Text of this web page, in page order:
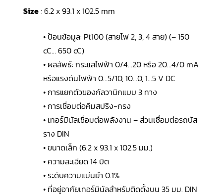
Size: 6.2 x 93.1 x 102.5 mm
• ป้อนข้อมูล: Pt100 (สายไฟ 2, 3, 4 สาย) (– 150
cC… 650 cC)
• ผลลัพธ์: กระแสไฟฟ้า 0/4…20 หรือ 20…4/0 mA
หรือแรงดันไฟฟ้า 0…5/10, 10…0, 1…5 V DC
• การแยกตัวของกัลวานิกแบบ 3 ทาง
• การเชื่อมต่อคีมสปริง-กรง
• เทอร์มินัลเชื่อมต่อพลังงาน – ส่วนเชื่อมต่อรถบัส
ราง DIN
• ขนาดเล็ก (6.2 x 93.1 x 102.5 มม.)
• ความละเอียด 14 บิต
• ระดับความแม่นยำ 0.1%
• ที่อยู่อาศัยเทอร์มินัลสำหรับติดตั้งบน 35 มม. DIN